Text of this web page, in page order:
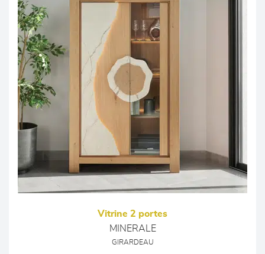
Vitrine 2 portes
MINERALE
GIRARDEAU